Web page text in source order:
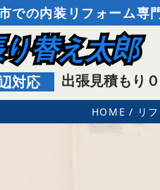
での内装リフォーム専
替え太郎
対応 出張見積もり０
HOME リ